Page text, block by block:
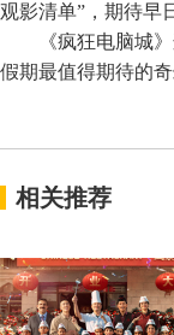
观影清单”，期待早
《疯狂电脑城
假期最值得期待的奇
相关推荐